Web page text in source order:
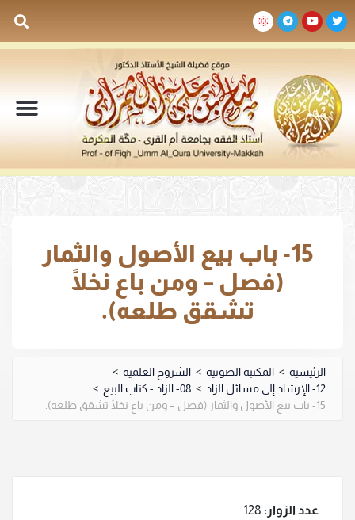
15- باب بيع الأصول والثمار
(فصل – ومن باع نخلًا
تشقق طلعه).
الرئيسية > المكتبة الصوتية > الشروح العلمية >
12- الإرشاد إلى مسائل الزاد
> 08- الزاد - كتاب البيع
>
15- باب بيع الأصول والثمار (فصل – ومن باع نخلًا تشقق طلعه).
عدد الزوار: 128